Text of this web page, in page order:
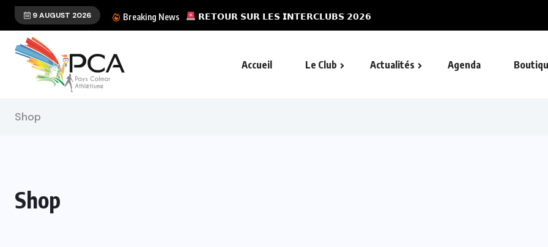
9 AUGUST 2026 Breaking News
𝗣𝗖𝗔 𝗘𝗡 𝗧𝗘𝗥𝗥𝗘-𝗦𝗔𝗜𝗡𝗧𝗘 𝗗𝗨... 𝗥𝗘𝗧𝗢𝗨𝗥 𝗦𝗨𝗥 𝗟𝗘𝗦 𝗜𝗡𝗧𝗘𝗥𝗖𝗟𝗨𝗕𝗦 𝟮𝟬𝟮𝟲 𝗣𝗛𝗜𝗟𝗜𝗣𝗣𝗘
Accueil Le Club Actualités Agenda
Shop
Shop